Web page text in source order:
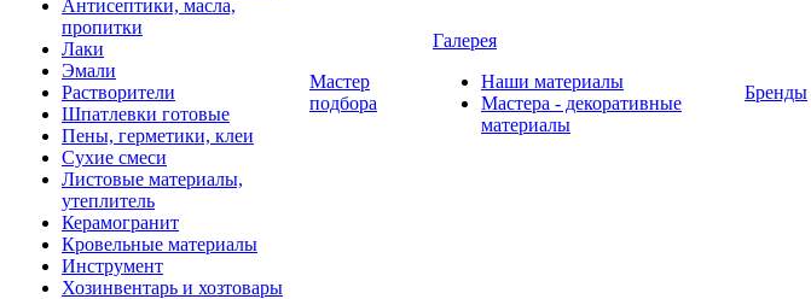
Антисептики, масла,
пропитки
Лаки
Эмали
Растворители
Шпатлевки готовые
Пены, герметики, клеи
Сухие смеси
Листовые материалы,
утеплитель
Керамогранит
Кровельные материалы
Инструмент
Хозинвентарь и хозтовары
Мастер
подбора
Галерея
Наши материалы
Мастера - декоративные
материалы
Бренды